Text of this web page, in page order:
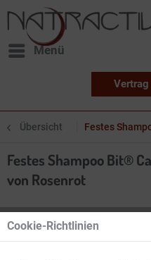
Menü
Übersicht Festes
Festes Shampoo Bit®
von Rosenrot
Cookie-Richtlinien